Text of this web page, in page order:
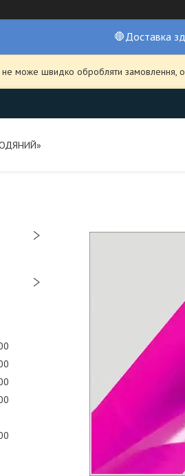
🛑Доставка
не може швидко обробляти замовлення,